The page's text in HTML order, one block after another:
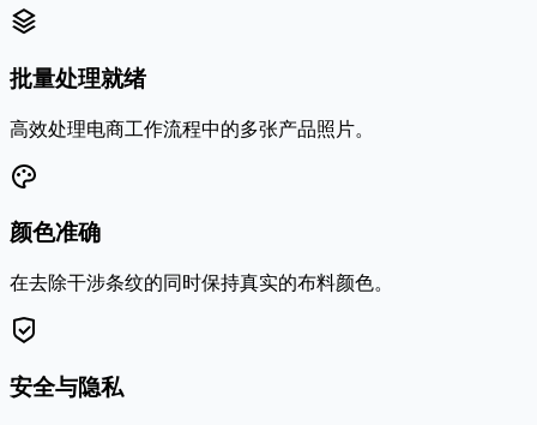
批量处理就绪
高效处理电商工作流程中的多张产品照片。
颜色准确
在去除干涉条纹的同时保持真实的布料颜色。
安全与隐私